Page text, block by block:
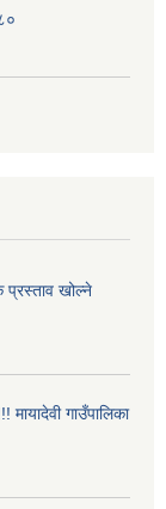
खोल्ने
गाउँपालिका